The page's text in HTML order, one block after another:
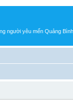
người yêu mến Quảng Bình